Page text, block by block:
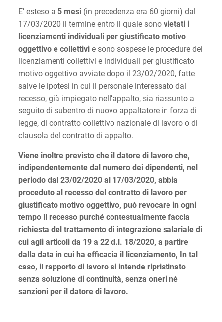
E’ esteso a 5 mesi (in precedenza era 60 giorni) dal
17/03/2020 il termine entro il quale sono vietati i
licenziamenti individuali per giustificato motivo
oggettivo e collettivi e sono sospese le procedure dei
licenziamenti collettivi e individuali per giustificato
motivo oggettivo avviate dopo il 23/02/2020, fatte
salve le ipotesi in cui il personale interessato dal
recesso, già impiegato nell’appalto, sia riassunto a
seguito di subentro di nuovo appaltatore in forza di
legge, di contratto collettivo nazionale di lavoro o di
clausola del contratto di appalto.
Viene inoltre previsto che il datore di lavoro che,
indipendentemente dal numero dei dipendenti, nel
periodo dal 23/02/2020 al 17/03/2020, abbia
proceduto al recesso del contratto di lavoro per
giustificato motivo oggettivo, può revocare in ogni
tempo il recesso purché contestualmente faccia
richiesta del trattamento di integrazione salariale di
cui agli articoli da 19 a 22 d.l. 18/2020, a partire
dalla data in cui ha efficacia il licenziamento, In tal
caso, il rapporto di lavoro si intende ripristinato
senza soluzione di continuità, senza oneri né
sanzioni per il datore di lavoro.